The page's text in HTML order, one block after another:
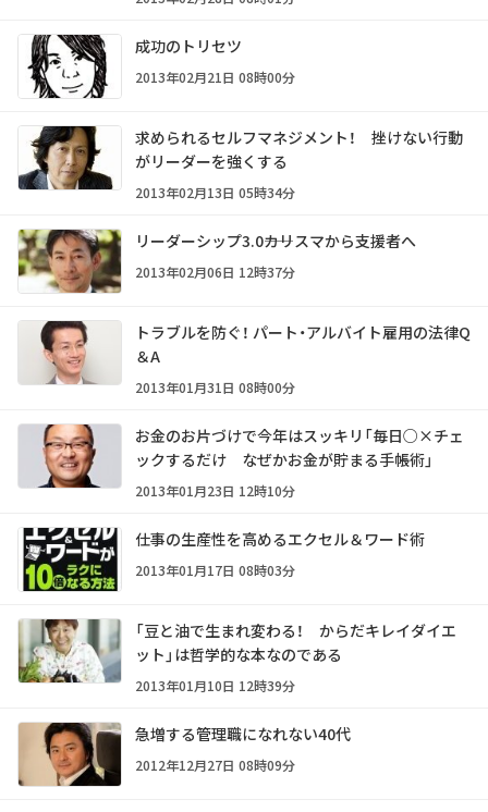
成功のトリセツ
2013年02月21日 08時00分
求められるセルフマネジメント！ 挫けない行動
がリーダーを強くする
2013年02月13日 05時34分
リーダーシップ3.0――カリスマから支援者へ
2013年02月06日 12時37分
トラブルを防ぐ！ パート・アルバイト雇用の法律Q
＆A
2013年01月31日 08時00分
お金のお片づけで今年はスッキリ「毎日○×チェ
ックするだけ なぜかお金が貯まる手帳術」
2013年01月23日 12時10分
仕事の生産性を高めるエクセル＆ワード術
2013年01月17日 08時03分
「豆と油で生まれ変わる！ からだキレイダイエ
ット」は哲学的な本なのである
2013年01月10日 12時39分
急増する管理職になれない40代
2012年12月27日 08時09分